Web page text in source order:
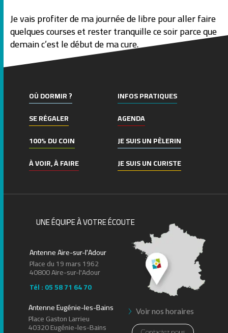
Je vais profiter de ma journée de libre pour aller faire
quelques courses et rester tranquille ce soir parce que
demain c’est le début de ma cure.
OÙ DORMIR ?
SE RÉGALER
100% DU COIN
À VOIR, À FAIRE
INFOS PRATIQUES
AGENDA
JE SUIS UN PÈLERIN
JE SUIS UN CURISTE
UNE ÉQUIPE À VOTRE ÉCOUTE
Antenne Aire-sur-l'Adour
Place du 19 mars 1962
40800 Aire-sur-l'Adour
Tél : 05 58 71 64 70
Voir nos horaires
Antenne Eugénie-les-Bains
Place Gaston Larrieu
40320 Eugénie-les-Bains